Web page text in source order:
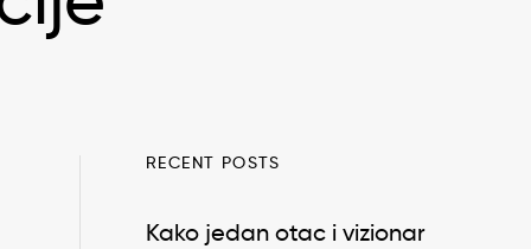
RECENT POSTS
Kako jedan otac i vizionar